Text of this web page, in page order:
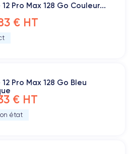
12 Pro Max 128 Go Couleur...
€ HT
Pro Max 128 Go Bleu
€ HT
état